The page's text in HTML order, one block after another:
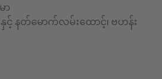
ာ
င့် နတ်မောက်လမ်းထောင့်၊ ဗဟန်း